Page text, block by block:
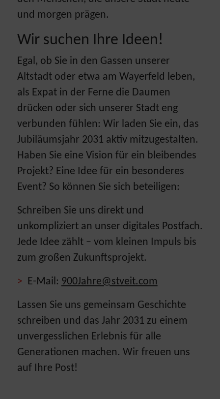
und morgen prägen.
Wir suchen Ihre Ideen!
Egal, ob Sie in den Gassen unserer
Altstadt oder etwa am Wayerfeld leben,
als Expat in der Ferne die Daumen
drücken oder sich unserer Stadt eng
verbunden fühlen: Wir laden Sie ein, das
Jubiläumsjahr 2031 aktiv mitzugestalten.
Haben Sie eine Vision für ein bleibendes
Projekt? Eine Idee für ein besonderes
Event? So können Sie sich beteiligen:
Schreiben Sie uns direkt und
unkompliziert an unser digitales Postfach.
Jede Idee zählt – vom kleinen Impuls bis
zum großen Zukunftsprojekt.
E-Mail: 900Jahre@stveit.com
Lassen Sie uns gemeinsam Geschichte
schreiben und das Jahr 2031 zu einem
unvergesslichen Erlebnis für alle
Generationen machen. Wir freuen uns
auf Ihre Post!